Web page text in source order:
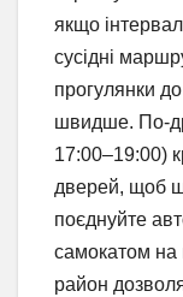
якщо
сусідні
прогулянки
швидше. По-
17:00–19:00)
дверей, щоб
поєднуйте
самокатом на
район